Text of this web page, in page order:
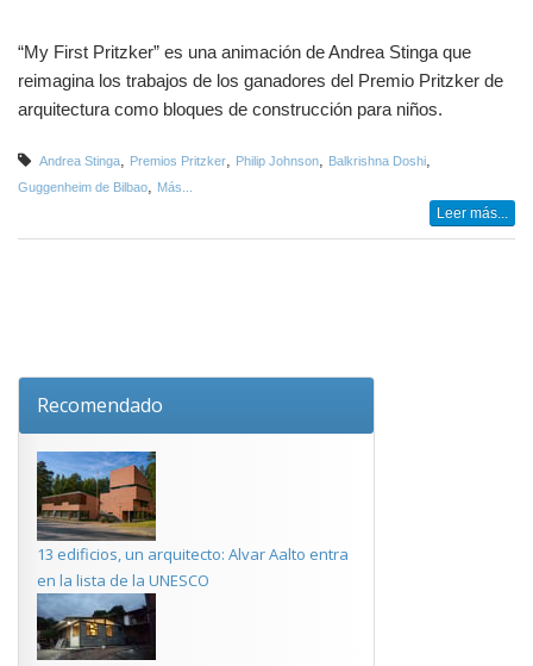
“My First Pritzker” es una animación de Andrea Stinga que
reimagina los trabajos de los ganadores del Premio Pritzker de
arquitectura como bloques de construcción para niños.
Andrea Stinga, Premios Pritzker, Philip Johnson, Balkrishna Doshi,
Guggenheim de Bilbao, Más...
Leer más...
Recomendado
13 edificios, un arquitecto: Alvar Aalto entra
en la lista de la UNESCO